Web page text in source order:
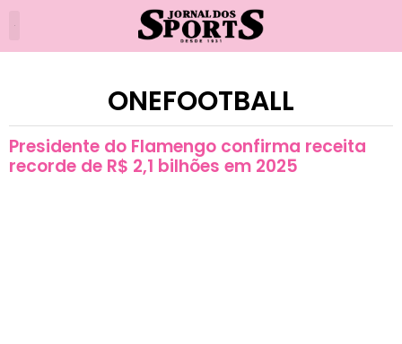
ONEFOOTBALL
Presidente do Flamengo confirma receita
recorde de R$ 2,1 bilhões em 2025